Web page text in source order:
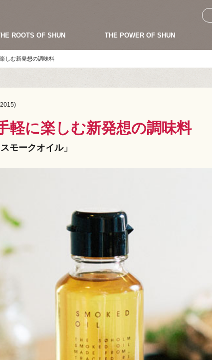
ROOTS OF SHUN THE POWER OF SHUN
しむ新発想の調味料
軽に楽しむ新発想の調味料
モークオイル」